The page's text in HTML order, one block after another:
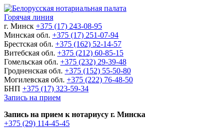
Горячая линия
г. Минск +375 (17) 243-08-95
Минская обл. +375 (17) 251-07-94
Брестская обл. +375 (162) 52-14-57
Витебская обл. +375 (212) 60-85-15
Гомельская обл. +375 (232) 29-39-48
Гродненская обл. +375 (152) 55-50-80
Могилевская обл. +375 (222) 76-48-50
БНП +375 (17) 323-59-34
Запись на прием
Запись на прием к нотариусу г. Минска
+375 (29) 114-45-45